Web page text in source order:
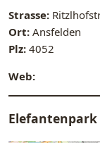
Strasse:
Ort: Ansfelden
Plz: 4052
Web: